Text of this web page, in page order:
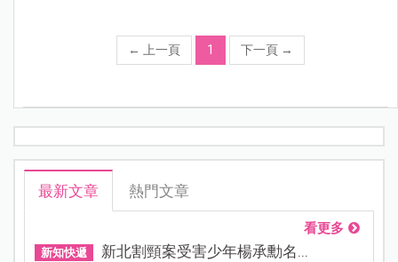
← 上一頁 1 下一頁 →
最新文章 熱門文章
看更多
新知快遞 新北割頸案受害少年楊承勳名...